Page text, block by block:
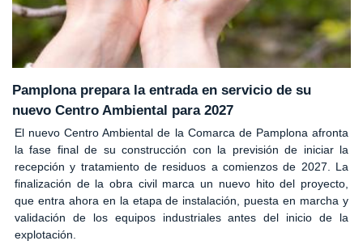
Pamplona prepara la entrada en servicio de su
nuevo Centro Ambiental para 2027
El nuevo Centro Ambiental de la Comarca de Pamplona afronta
la fase final de su construcción con la previsión de iniciar la
recepción y tratamiento de residuos a comienzos de 2027. La
finalización de la obra civil marca un nuevo hito del proyecto,
que entra ahora en la etapa de instalación, puesta en marcha y
validación de los equipos industriales antes del inicio de la
explotación.